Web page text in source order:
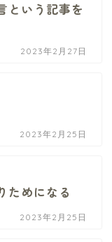
という記事を
2023年2月27日
2023年2月25日
めになる
2023年2月25日